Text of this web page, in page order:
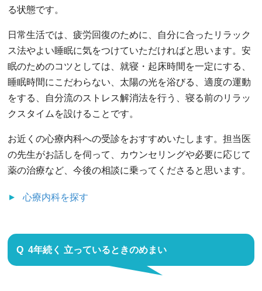
る状態です。
日常生活では、疲労回復のために、自分に合ったリラック
ス法やよい睡眠に気をつけていただければと思います。安
眠のためのコツとしては、就寝・起床時間を一定にする、
睡眠時間にこだわらない、太陽の光を浴びる、適度の運動
をする、自分流のストレス解消法を行う、寝る前のリラッ
クスタイムを設けることです。
お近くの心療内科への受診をおすすめいたします。担当医
の先生がお話しを伺って、カウンセリングや必要に応じて
薬の治療など、今後の相談に乗ってくださると思います。
心療内科を探す
4年続く 立っているときのめまい